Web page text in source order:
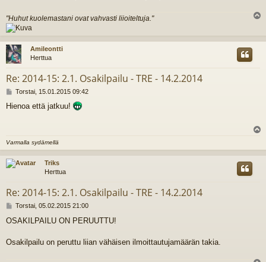
"Huhut kuolemastani ovat vahvasti liioiteltuja."
s
Amileontti
Herttua
Re: 2014-15: 2.1. Osakilpailu - TRE - 14.2.2014
V
e
Torstai, 15.01.2015 09:42
Hienoa että jatkuu!
Varmalla sydämellä
ö
Triks
Herttua
Re: 2014-15: 2.1. Osakilpailu - TRE - 14.2.2014
V
e
t
Torstai, 05.02.2015 21:00
OSAKILPAILU ON PERUUTTU!
Osakilpailu on peruttu liian vähäisen ilmoittautujamäärän takia.